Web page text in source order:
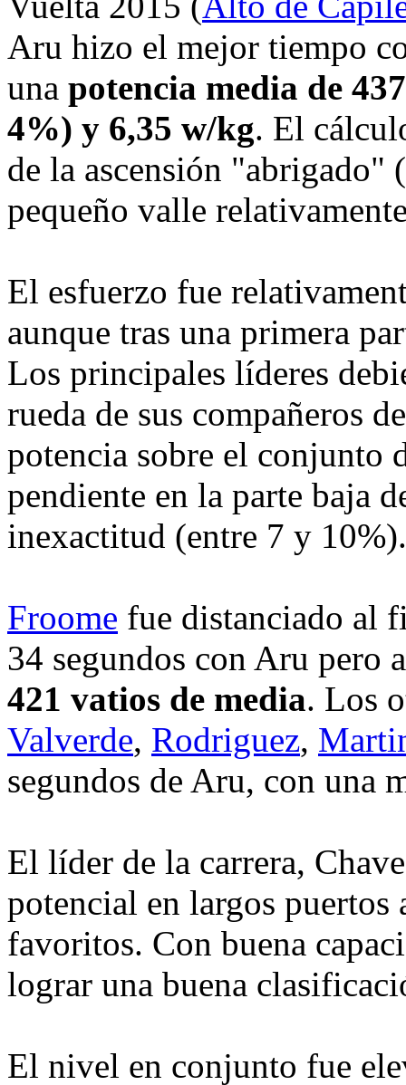
Aru hizo el mejor tiempo
una potencia media de
4%) y 6,35 w/kg. El
de la ascensión "abrigado"
pequeño valle
El esfuerzo fue
aunque tras una primera
Los principales líderes
rueda de sus compañeros
potencia sobre el conjunto
pendiente en la parte baja
inexactitud (entre 7 y 10%).
Froome fue distanciado al
34 segundos con Aru pero
421 vatios de media. Los
Valverde, Rodriguez,
segundos de Aru, con una
El líder de la carrera,
potencial en largos puertos
favoritos. Con buena
lograr una buena
El nivel en conjunto fue